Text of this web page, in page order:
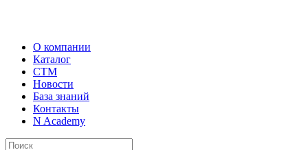
О компании
Каталог
СТМ
Новости
База знаний
Контакты
N Academy